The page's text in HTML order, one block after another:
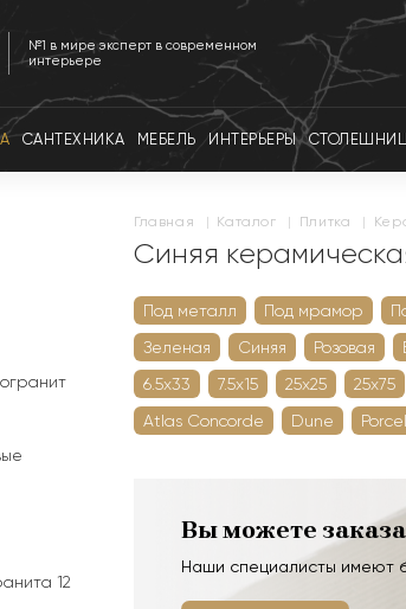
№1 в мире эксперт в современном
интерьере
САНТЕХНИКА МЕБЕЛЬ ИНТЕРЬЕРЫ
12
главная | каталог | плитка |
Синяя
Под металл Под мрамор
Зеленая
Синяя Розовая
6.5х33
7.5х15 25х25 25х75
Atlas Сoncorde
Dune
Вы можете
Наши специалисты имеют